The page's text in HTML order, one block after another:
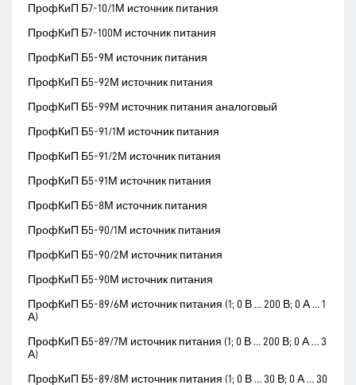
ПрофКиП Б7-10/1М источник питания
ПрофКиП Б7-100М источник питания
ПрофКиП Б5-9М источник питания
ПрофКиП Б5-92М источник питания
ПрофКиП Б5-99М источник питания аналоговый
ПрофКиП Б5-91/1М источник питания
ПрофКиП Б5-91/2М источник питания
ПрофКиП Б5-91М источник питания
ПрофКиП Б5-8М источник питания
ПрофКиП Б5-90/1М источник питания
ПрофКиП Б5-90/2М источник питания
ПрофКиП Б5-90М источник питания
ПрофКиП Б5-89/6М источник питания (1; 0 В … 200 В; 0 А … 1
А)
ПрофКиП Б5-89/7М источник питания (1; 0 В … 200 В; 0 А … 3
А)
ПрофКиП Б5-89/8М источник питания (1; 0 В … 30 В; 0 А … 30